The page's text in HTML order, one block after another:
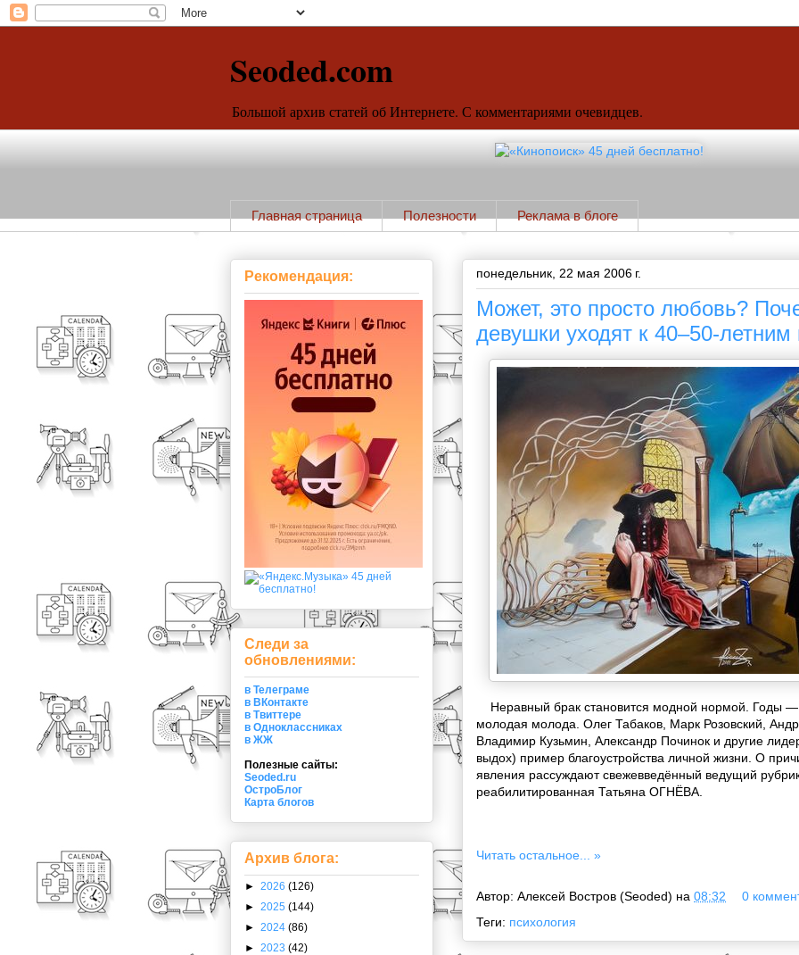
Seoded.com
Большой архив статей об Интернете. С комментариями очевидцев.
Главная страница Полезности Реклама в блоге
понедельник, 22 мая 2006 г.
Может, это просто любовь?
девушки уходят к 40–50-
Неравный брак становится модной нормой. Годы
молодая молода. Олег Табаков, Марк Розовский,
Владимир Кузьмин, Александр Починок и другие
выдох) пример благоустройства личной жизни. О
явления рассуждают свежевведённый ведущий
реабилитированная Татьяна ОГНЁВА.
Читать остальное... »
Автор: Алексей Востров (Seoded) на 08:32
0
Теги: психология
Рекомендация:
Следи за
обновлениями:
в Телеграме
в ВКонтакте
в Твиттере
в Одноклассниках
в ЖЖ
Полезные сайты:
Seoded.ru
ОстроБлог
Карта блогов
Архив блога:
► 2026 (126)
► 2025 (144)
► 2024 (86)
► 2023 (42)